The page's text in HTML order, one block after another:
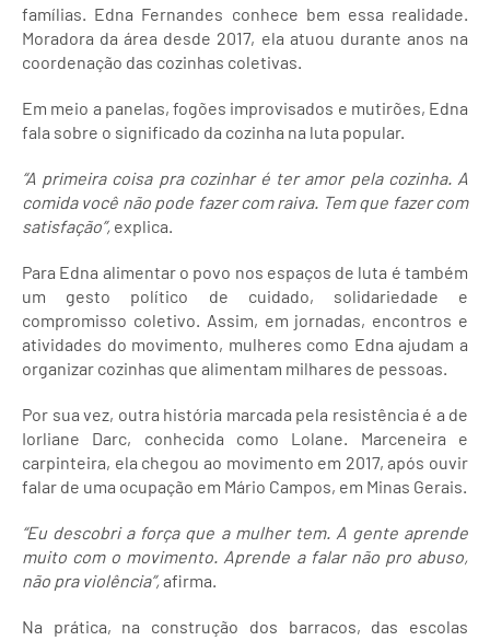
famílias. Edna Fernandes conhece bem essa realidade.
Moradora da área desde 2017, ela atuou durante anos na
coordenação das cozinhas coletivas.
Em meio a panelas, fogões improvisados e mutirões, Edna
fala sobre o significado da cozinha na luta popular.
“A primeira coisa pra cozinhar é ter amor pela cozinha. A
comida você não pode fazer com raiva. Tem que fazer com
satisfação”, explica.
Para Edna alimentar o povo nos espaços de luta é também
um gesto político de cuidado, solidariedade e
compromisso coletivo. Assim, em jornadas, encontros e
atividades do movimento, mulheres como Edna ajudam a
organizar cozinhas que alimentam milhares de pessoas.
Por sua vez, outra história marcada pela resistência é a de
Iorliane Darc, conhecida como Lolane. Marceneira e
carpinteira, ela chegou ao movimento em 2017, após ouvir
falar de uma ocupação em Mário Campos, em Minas Gerais.
“Eu descobri a força que a mulher tem. A gente aprende
muito com o movimento. Aprende a falar não pro abuso,
não pra violência”,afirma.
Na prática, na construção dos barracos, das escolas